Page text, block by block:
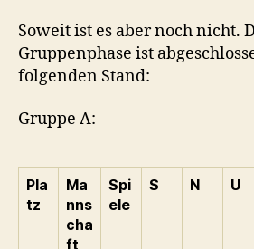
Soweit ist es aber noch nicht.
Gruppenphase ist
folgenden Stand:
Gruppe A:
Pla
tz
Ma
nns
cha
ft
Spi
ele
S N U